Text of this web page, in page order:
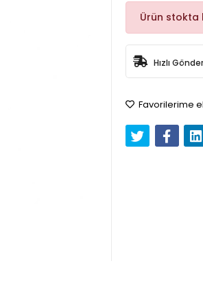
Ürün stokta
Hızlı
Favorilerime